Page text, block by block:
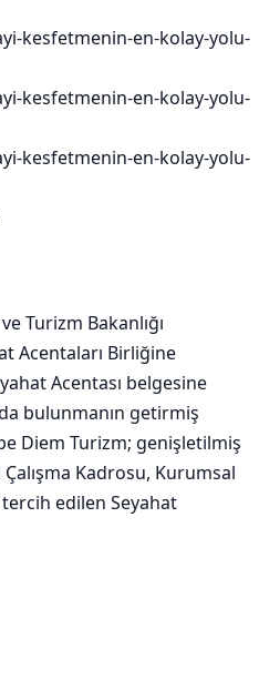
Turizm Bakanlığı
Acentaları Birliğine
Acentası belgesine
bulunmanın getirmiş
Diem Turizm; genişletilmiş
Kadrosu, Kurumsal
edilen Seyahat